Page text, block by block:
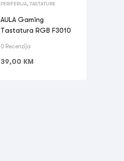
PERIFERIJA, TASTATURE
AULA Gaming
Tastatura RGB F3010
0 Recenzija
39,00 KM